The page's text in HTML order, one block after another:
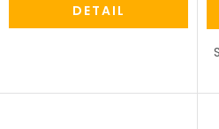
ZNAČKY
DETAIL